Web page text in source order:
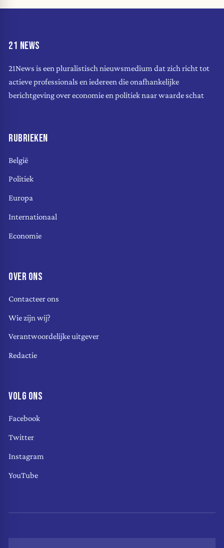
21 NEWS
21News is een pluralistisch nieuwsmedium dat zich richt tot
actieve professionals en iedereen die onafhankelijke
berichtgeving over economie en politiek naar waarde schat
RUBRIEKEN
België
Politiek
Europa
Internationaal
Economie
OVER ONS
Contacteer ons
Wie zijn wij?
Verantwoordelijke uitgever
Redactie
VOLG ONS
Facebook
Twitter
Instagram
YouTube